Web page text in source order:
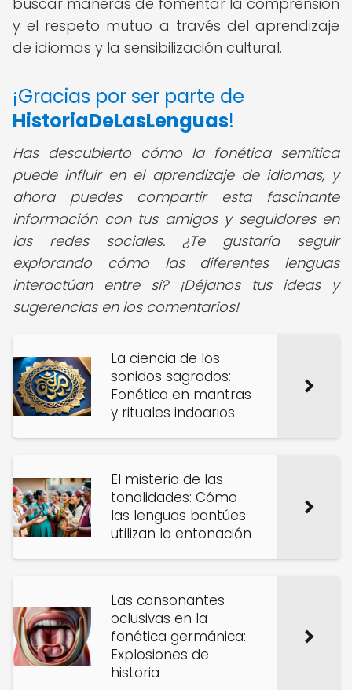
y el respeto mutuo a través del aprendizaje
de idiomas y la sensibilización cultural.
¡Gracias por ser parte de
HistoriaDeLasLenguas!
Has descubierto cómo la fonética semítica
puede influir en el aprendizaje de idiomas, y
ahora puedes compartir esta fascinante
información con tus amigos y seguidores en
las redes sociales. ¿Te gustaría seguir
explorando cómo las diferentes lenguas
interactúan entre sí? ¡Déjanos tus ideas y
sugerencias en los comentarios!
La ciencia de los
sonidos sagrados:
Fonética en mantras
y rituales indoarios
El misterio de las
tonalidades: Cómo
las lenguas bantúes
utilizan la entonación
Las consonantes
oclusivas en la
fonética germánica:
Explosiones de
historia